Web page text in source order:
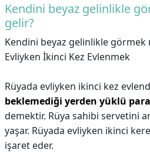
Kendini beyaz gelinlikle
gelir?
Kendini beyaz gelinlikle görmek
Evliyken İkinci Kez Evlenmek
Rüyada evliyken ikinci kez
beklemediği yerden yüklü
demektir. Rüya sahibi servetini
yaşar. Rüyada evliyken ikinci
işaret eder.